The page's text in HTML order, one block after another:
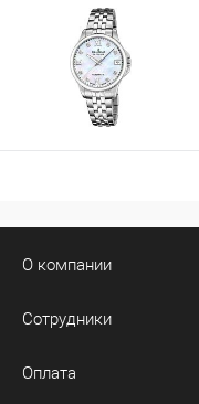
О компании
Сотрудники
Оплата